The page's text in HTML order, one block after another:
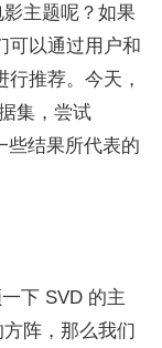
主题呢？如果
可以通过用户和
推荐。今天，
集，尝试
些结果所代表的
下 SVD 的主
阵，那么我们